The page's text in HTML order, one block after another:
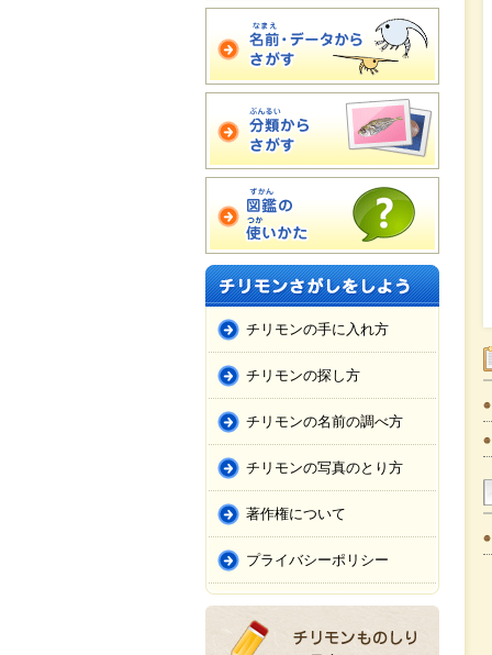
チリモンの手に入れ方
チリモンの探し方
チリモンの名前の調べ方
チリモンの写真のとり方
著作権について
プライバシーポリシー